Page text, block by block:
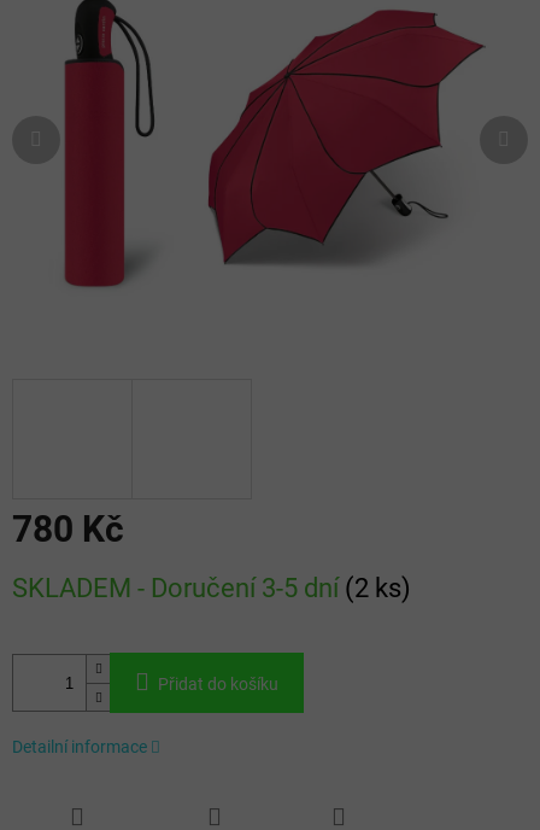
780 Kč
cena:
SKLADEM - Doručení 3-5 dní (2 ks)
Přidat do košíku
Detailní informace